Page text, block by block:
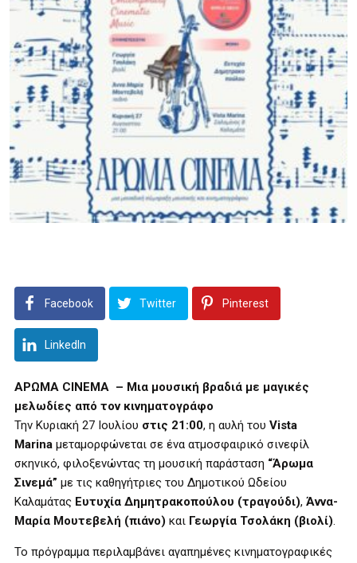
Facebook Twitter Pinterest
LinkedIn
ΑΡΩΜΑ CINEMA – Μια μουσική βραδιά με μαγικές
μελωδίες από τον κινηματογράφο
Την Κυριακή 27 Ιουλίου στις 21:00, η αυλή του Vista
Marina μεταμορφώνεται σε ένα ατμοσφαιρικό σινεφίλ
σκηνικό, φιλοξενώντας τη μουσική παράσταση “Άρωμα
Σινεμά” με τις καθηγήτριες του Δημοτικού Ωδείου
Καλαμάτας Ευτυχία Δημητρακοπούλου (τραγούδι), Άννα-
Μαρία Μουτεβελή (πιάνο) και Γεωργία Τσολάκη (βιολί).
Το πρόγραμμα περιλαμβάνει αγαπημένες κινηματογραφικές